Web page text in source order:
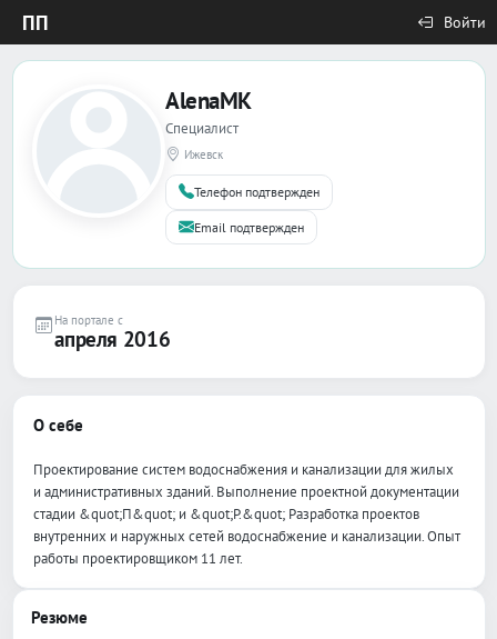
ПП Войти
AlenaMK
Специалист
Ижевск
Телефон подтвержден
Email подтвержден
На портале с
апреля 2016
О себе
Проектирование систем водоснабжения и канализации для жилых
и административных зданий. Выполнение проектной документации
стадии &quot;П&quot; и &quot;Р.&quot; Разработка проектов
внутренних и наружных сетей водоснабжение и канализации. Опыт
работы проектировщиком 11 лет.
Резюме